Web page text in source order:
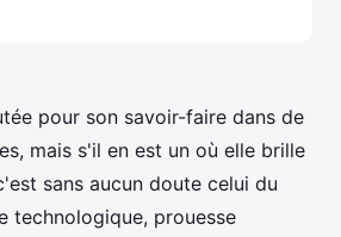
pour son savoir-faire dans de
mais s'il en est un où elle brille
sans aucun doute celui du
technologique, prouesse